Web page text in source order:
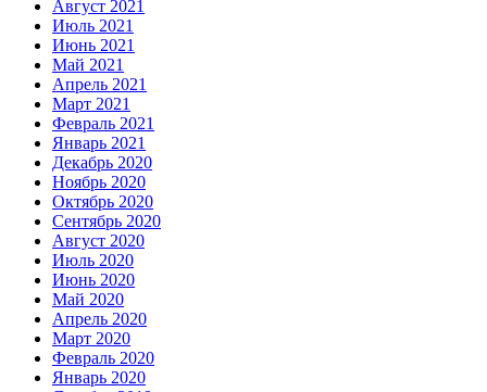
Август 2021
Июль 2021
Июнь 2021
Май 2021
Апрель 2021
Март 2021
Февраль 2021
Январь 2021
Декабрь 2020
Ноябрь 2020
Октябрь 2020
Сентябрь 2020
Август 2020
Июль 2020
Июнь 2020
Май 2020
Апрель 2020
Март 2020
Февраль 2020
Январь 2020